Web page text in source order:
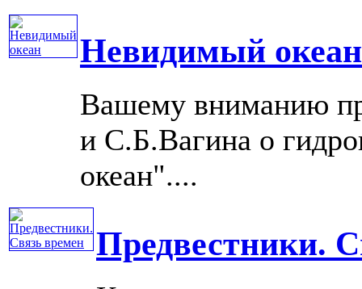
Невидимый океан
Вашему вниманию
и С.Б.Вагина о
океан"....
Предвестники.